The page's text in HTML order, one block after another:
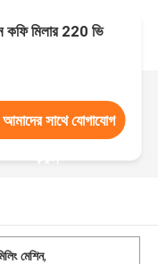
কফি মিলার 220 ভি
আমাদের সাথে যোগাযোগ
করুন
মেশিন,